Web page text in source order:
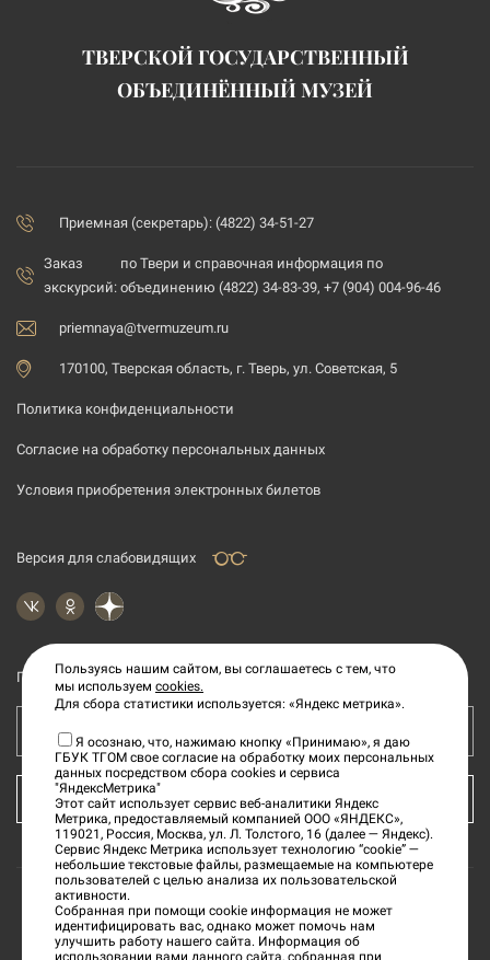
ТВЕРСКОЙ ГОСУДАРСТВЕННЫЙ
ОБЪЕДИНЁННЫЙ МУЗЕЙ
Приемная (секретарь): (4822) 34-51-27
Заказ
экскурсий:
по Твери и справочная информация по
объединению (4822) 34-83-39, +7 (904) 004-96-46
priemnaya@tvermuzeum.ru
170100, Тверская область, г. Тверь, ул. Советская, 5
Политика конфиденциальности
Согласие на обработку персональных данных
Условия приобретения электронных билетов
Версия для слабовидящих
Подпишитесь на рассылку новостей
Ваш e-mail адрес
КУПИТЬ БИЛЕТ
2026«Тверской государственный объединенный
музей»
Пользуясь нашим сайтом, вы соглашаетесь с тем, что
мы используем cookies.
Для сбора статистики используется: «Яндекс метрика».
Я осознаю, что, нажимаю кнопку «Принимаю», я даю
ГБУК ТГОМ свое согласие на обработку моих персональных
данных посредством сбора cookies и сервиса
"ЯндексМетрика"
Этот сайт использует сервис веб-аналитики Яндекс
Метрика, предоставляемый компанией ООО «ЯНДЕКС»,
119021, Россия, Москва, ул. Л. Толстого, 16 (далее — Яндекс).
Сервис Яндекс Метрика использует технологию “cookie” —
небольшие текстовые файлы, размещаемые на компьютере
пользователей с целью анализа их пользовательской
активности.
Собранная при помощи cookie информация не может
идентифицировать вас, однако может помочь нам
улучшить работу нашего сайта. Информация об
использовании вами данного сайта, собранная при